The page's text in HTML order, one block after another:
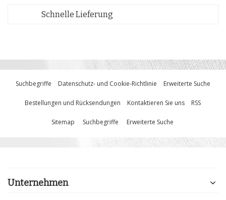
Schnelle Lieferung
Suchbegriffe Datenschutz- und Cookie-Richtlinie Erweiterte Suche
Bestellungen und Rücksendungen Kontaktieren Sie uns RSS
Sitemap Suchbegriffe Erweiterte Suche
Unternehmen